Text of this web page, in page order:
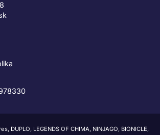
DUPLO, LEGENDS OF CHIMA, NINJAGO, BIONICLE,